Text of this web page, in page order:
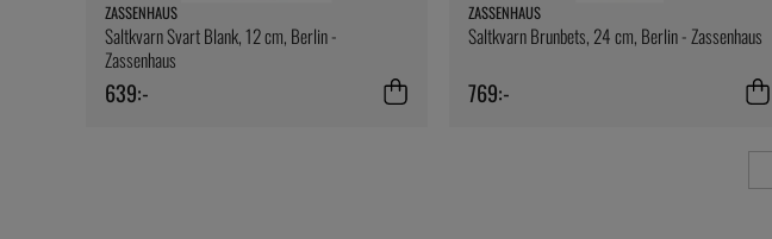
ZASSENHAUS
Saltkvarn Svart Blank, 12 cm, Berlin -
Zassenhaus
639:-
ZASSENHAUS
Saltkvarn Brunbets, 24 cm, Berlin - Zassenhaus
769:-